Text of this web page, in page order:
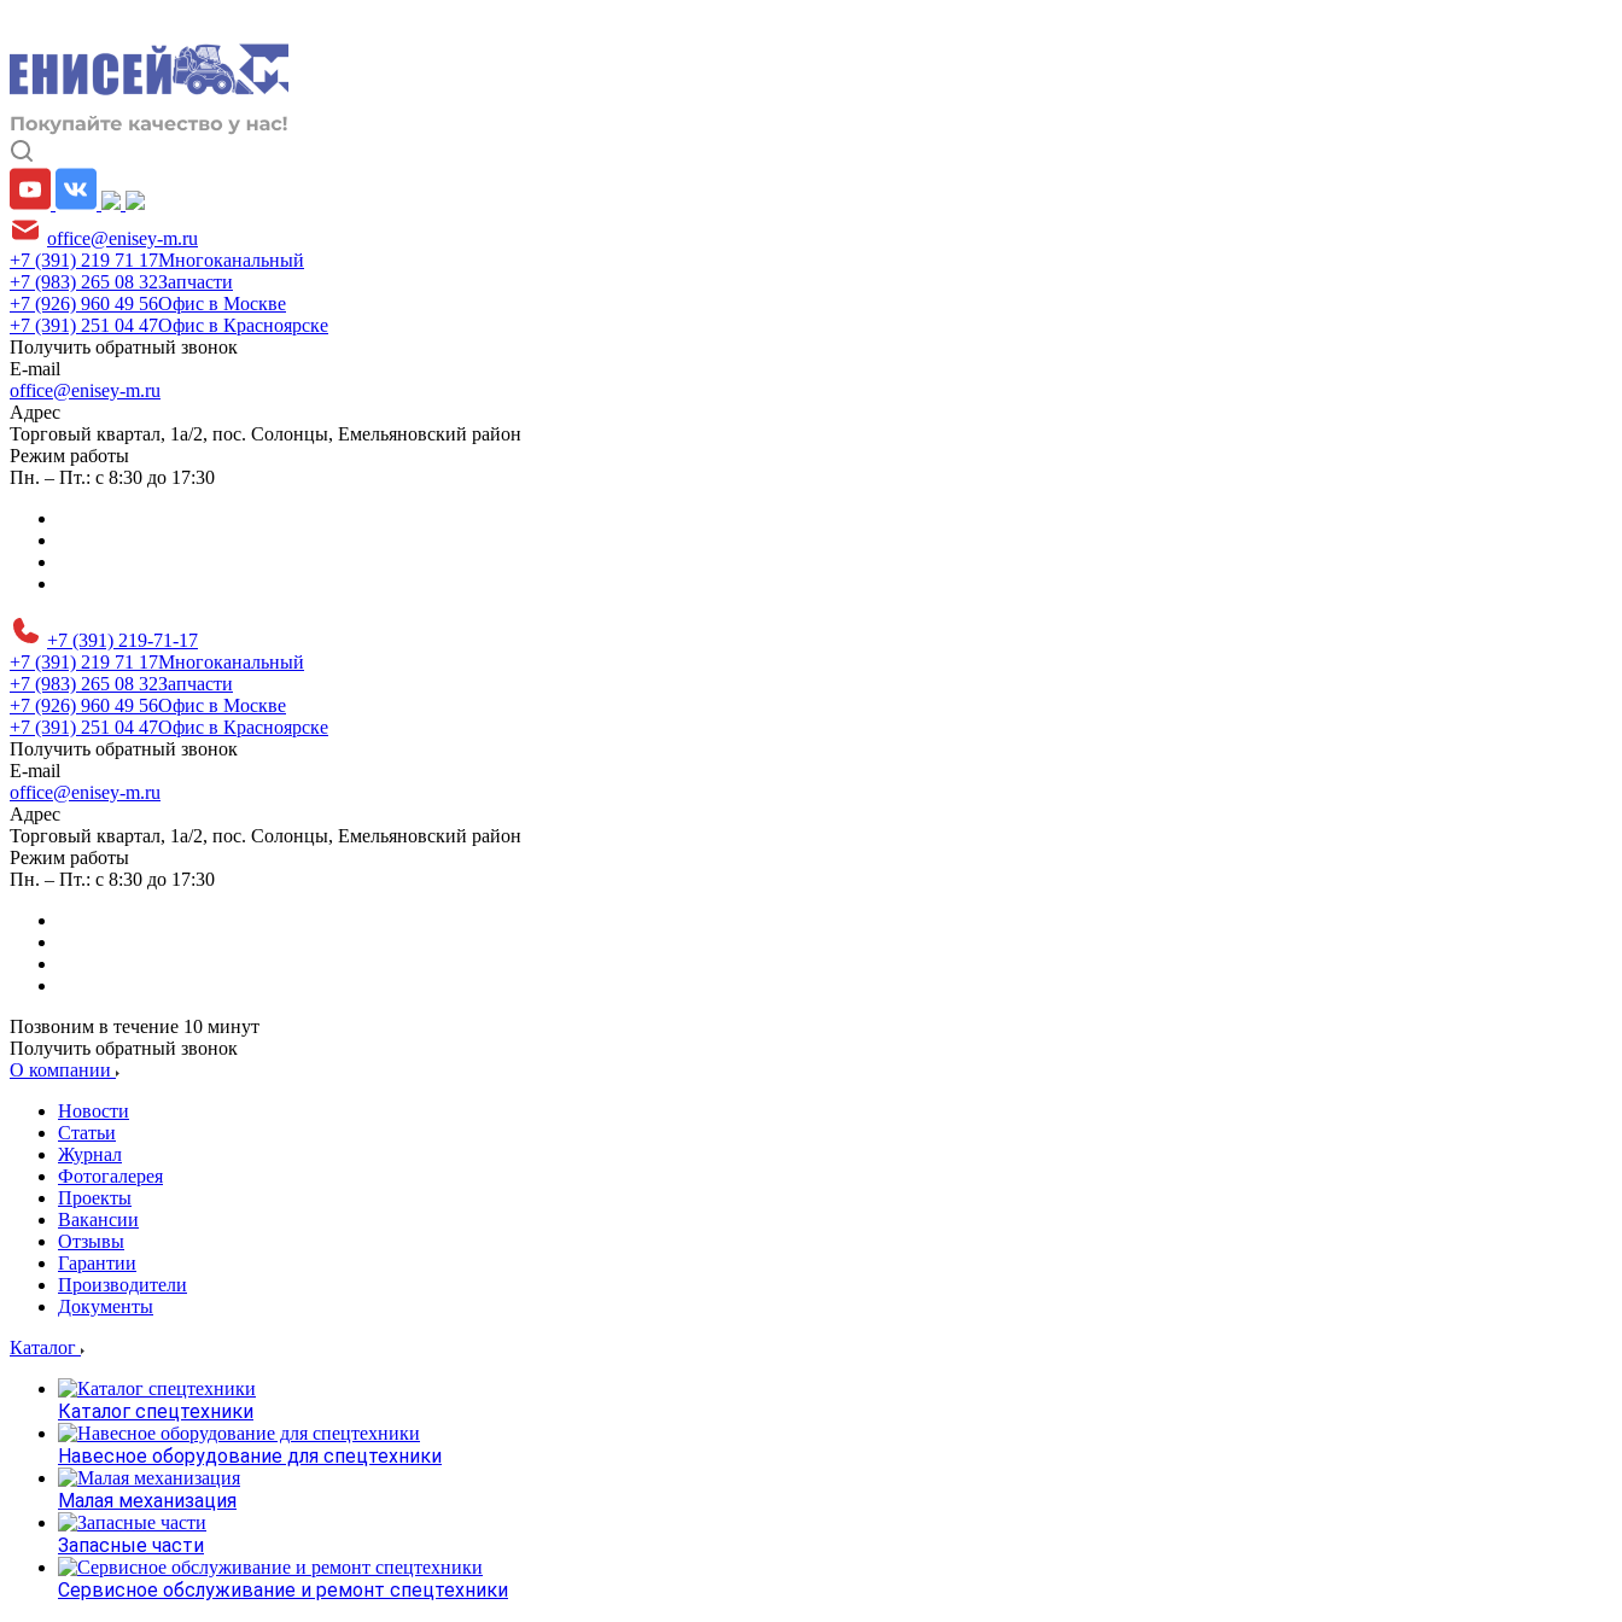
office@enisey-m.ru
+7 (391) 219 71 17Многоканальный
+7 (983) 265 08 32Запчасти
+7 (926) 960 49 56Офис в Москве
+7 (391) 251 04 47Офис в Красноярске
Получить обратный звонок
E-mail
office@enisey-m.ru
Адрес
​Торговый квартал, 1а/2, пос. Солонцы, Емельяновский район
Режим работы
Пн. – Пт.: с 8:30 до 17:30
+7 (391) 219-71-17
+7 (391) 219 71 17Многоканальный
+7 (983) 265 08 32Запчасти
+7 (926) 960 49 56Офис в Москве
+7 (391) 251 04 47Офис в Красноярске
Получить обратный звонок
E-mail
office@enisey-m.ru
Адрес
​Торговый квартал, 1а/2, пос. Солонцы, Емельяновский район
Режим работы
Пн. – Пт.: с 8:30 до 17:30
Позвоним в течение 10 минут
Получить обратный звонок
О компании
Новости
Статьи
Журнал
Фотогалерея
Проекты
Вакансии
Отзывы
Гарантии
Производители
Документы
Каталог
Каталог спецтехники
Навесное оборудование для спецтехники
Малая механизация
Запасные части
Сервисное обслуживание и ремонт спецтехники